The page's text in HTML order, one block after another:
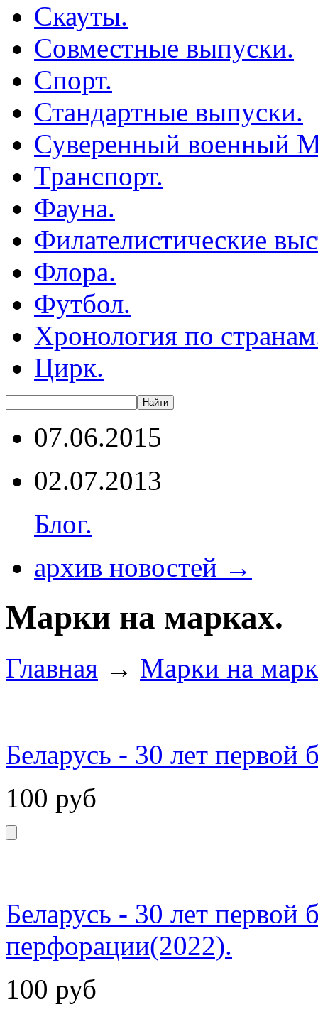
Скауты.
Совместные выпуски.
Спорт.
Стандартные выпуски.
Суверенный военный
Транспорт.
Фауна.
Филателистические
Флора.
Футбол.
Хронология по
Цирк.
07.06.2015
02.07.2013
Блог.
архив новостей →
Марки на марках.
Главная → Марки на
Беларусь - 30 лет первой
100 руб
Беларусь - 30 лет первой
перфорации(2022).
100 руб